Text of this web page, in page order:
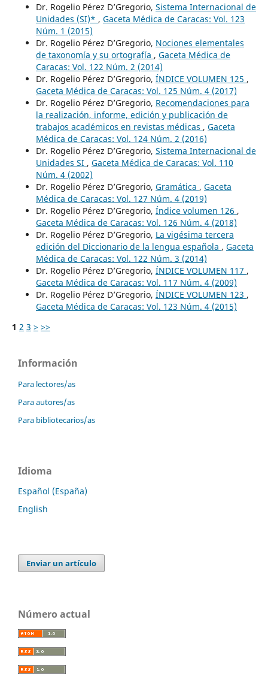
Dr. Rogelio Pérez D’Gregorio, Sistema Internacional de
Unidades (SI)* , Gaceta Médica de Caracas: Vol. 123
Núm. 1 (2015)
Dr. Rogelio Pérez D’Gregorio, Nociones elementales
de taxonomía y su ortografía , Gaceta Médica de
Caracas: Vol. 122 Núm. 2 (2014)
Dr. Rogelio Pérez D’Gregorio, ÍNDICE VOLUMEN 125 ,
Gaceta Médica de Caracas: Vol. 125 Núm. 4 (2017)
Dr. Rogelio Pérez D’Gregorio, Recomendaciones para
la realización, informe, edición y publicación de
trabajos académicos en revistas médicas , Gaceta
Médica de Caracas: Vol. 124 Núm. 2 (2016)
Dr. Rogelio Pérez D’Gregorio, Sistema Internacional de
Unidades SI , Gaceta Médica de Caracas: Vol. 110
Núm. 4 (2002)
Dr. Rogelio Pérez D’Gregorio, Gramática , Gaceta
Médica de Caracas: Vol. 127 Núm. 4 (2019)
Dr. Rogelio Pérez D’Gregorio, Índice volumen 126 ,
Gaceta Médica de Caracas: Vol. 126 Núm. 4 (2018)
Dr. Rogelio Pérez D’Gregorio, La vigésima tercera
edición del Diccionario de la lengua española , Gaceta
Médica de Caracas: Vol. 122 Núm. 3 (2014)
Dr. Rogelio Pérez D’Gregorio, ÍNDICE VOLUMEN 117 ,
Gaceta Médica de Caracas: Vol. 117 Núm. 4 (2009)
Dr. Rogelio Pérez D’Gregorio, ÍNDICE VOLUMEN 123 ,
Gaceta Médica de Caracas: Vol. 123 Núm. 4 (2015)
1 2 3 > >>
Información
Para lectores/as
Para autores/as
Para bibliotecarios/as
Idioma
Español (España)
English
Enviar un artículo
Número actual